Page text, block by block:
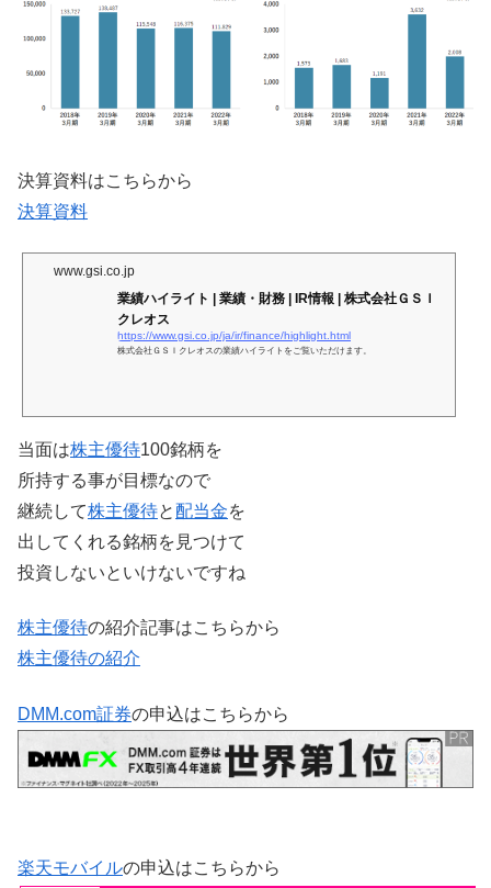
決算資料はこちらから
決算資料
www.gsi.co.jp
業績ハイライト | 業績・財務 | IR情報 | 株式会社ＧＳＩ
クレオス
https://www.gsi.co.jp/ja/ir/finance/highlight.html
株式会社ＧＳＩクレオスの業績ハイライトをご覧いただけます。
当面は株主優待100銘柄を
所持する事が目標なので
継続して株主優待と配当金を
出してくれる銘柄を見つけて
投資しないといけないですね
株主優待の紹介記事はこちらから
株主優待の紹介
DMM.com証券の申込はこちらから
楽天モバイルの申込はこちらから